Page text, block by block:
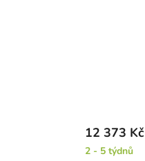
12 373 Kč
2 - 5 týdnů